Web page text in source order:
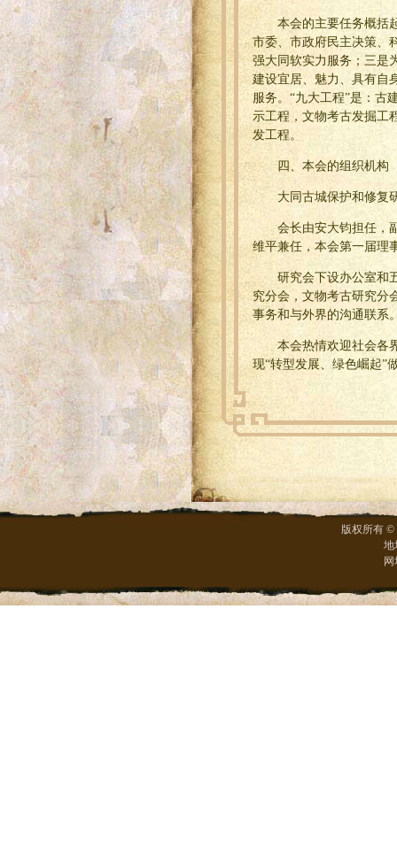
本会的主要任务概括
市委、市政府民主决策、
强大同软实力服务；三是
建设宜居、魅力、具有自
服务。“九大工程”是：古
示工程，文物考古发掘工
发工程。
四、本会的组织机构
大同古城保护和修复
会长由安大钧担任，
维平兼任，本会第一届理
研究会下设办公室和
究分会，文物考古研究分
事务和与外界的沟通联系
本会热情欢迎社会各
现“转型发展、绿色崛起”
版权所有 ©
地